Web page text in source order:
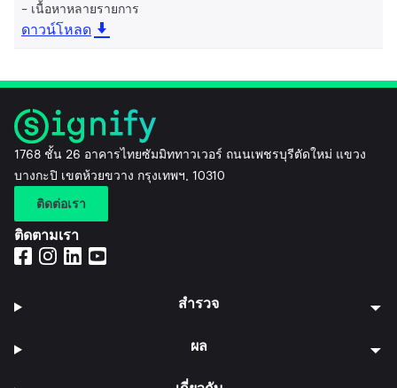
เนื้อหาหลายรายการ
ดาวน์โหลด
1768 ชั้น 26 อาคารไทยซัมมิททาวเวอร์ ถนนเพชรบุรีตัดใหม่ แขวง
บางกะปิ เขตห้วยขวาง กรุงเทพฯ, 10310
ติดต่อเรา
ติดตามเรา
สำรวจ
ผล